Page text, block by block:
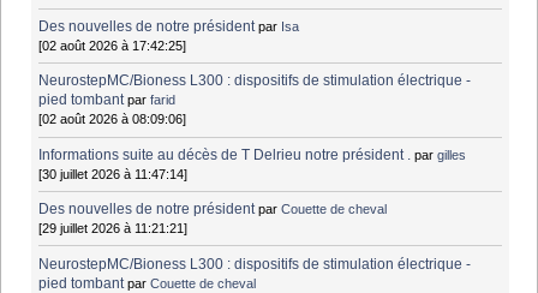
Des nouvelles de notre président par Isa
[02 août 2026 à 17:42:25]
NeurostepMC/Bioness L300 : dispositifs de stimulation électrique -
pied tombant parfarid
[02 août 2026 à 08:09:06]
Informations suite au décès de T Delrieu notre président . pargilles
[30 juillet 2026 à 11:47:14]
Des nouvelles de notre président parCouette de cheval
[29 juillet 2026 à 11:21:21]
NeurostepMC/Bioness L300 : dispositifs de stimulation électrique -
pied tombant parCouette de cheval